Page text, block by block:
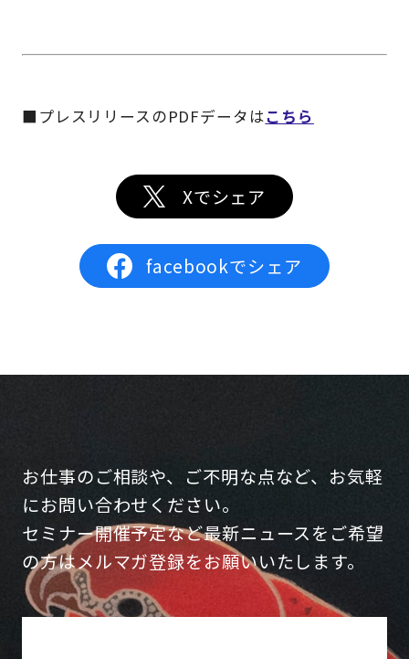
■プレスリリースのPDFデータはこちら
Xでシェア
facebookでシェア
お仕事のご相談や、ご不明な点など、お気軽
にお問い合わせください。
セミナー開催予定など最新ニュースをご希望
の方はメルマガ登録をお願いいたします。